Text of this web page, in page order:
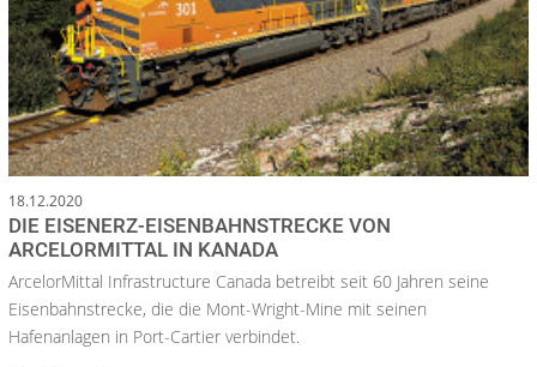
18.12.2020
DIE EISENERZ-EISENBAHNSTRECKE VON
ARCELORMITTAL IN KANADA
ArcelorMittal Infrastructure Canada betreibt seit 60 Jahren seine
Eisenbahnstrecke, die die Mont-Wright-Mine mit seinen
Hafenanlagen in Port-Cartier verbindet.